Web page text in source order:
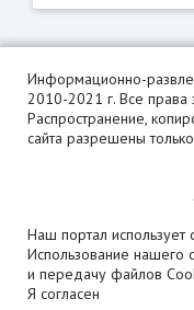
Информационно-
2010-2021 г. Все
Распространение,
сайта разрешены
Наш портал
Использование нашего
и передачу файлов
Я согласен